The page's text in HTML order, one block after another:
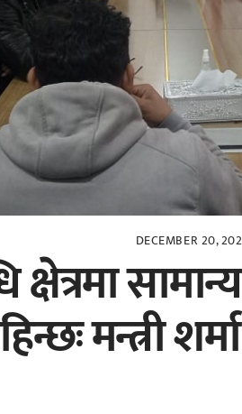
DECEMBER 20,
क्षेत्रमा
मन्त्री शर्मा